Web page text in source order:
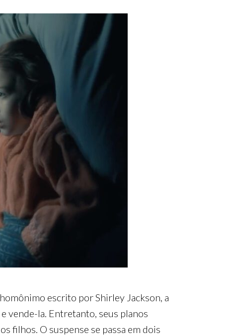
escrito por Shirley Jackson, a
vende-la. Entretanto, seus planos
filhos. O suspense se passa em dois